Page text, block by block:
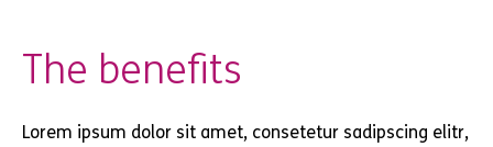
The benefits
Lorem ipsum dolor sit amet, consetetur sadipscing elitr,